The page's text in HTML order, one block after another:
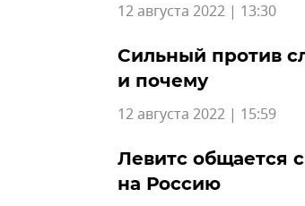
12 августа 2022 | 13:30
Сильный против
и почему
12 августа 2022 | 15:59
Левитс общается
на Россию